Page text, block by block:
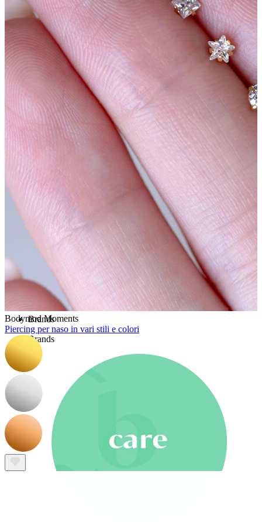
Stretching
Gioielli in oro 14K
Compra titanio
Nuovi arrivi
Compra 4, paga 3
Compra Bodymod Moments
Brands
Brands
Bodymod Moments
Piercing per naso in vari stili e colori